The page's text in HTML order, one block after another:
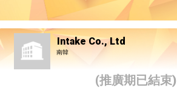
Intake Co., Ltd
南韓
(推廣期已結束)